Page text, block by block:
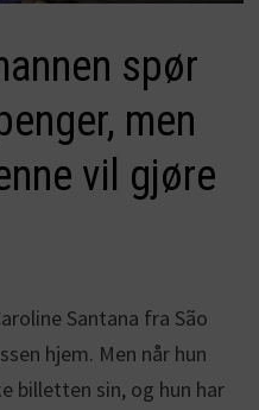
spør
men
vil gjøre
Santana fra São
hjem. Men når hun
billetten sin, og hun har